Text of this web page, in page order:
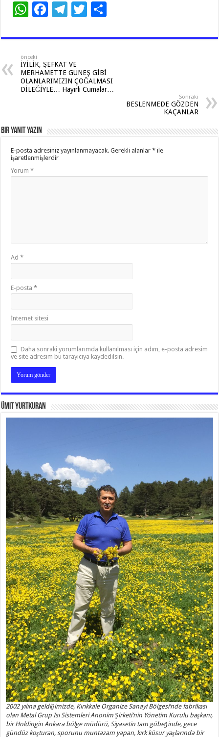
W
at
sA
p
p
F
e
o
o
T
e
a
m
T
tt ar
önceki
İYİLİK, ŞEFKAT VE
MERHAMETTE GÜNEŞ GİBİ
OLANLARIMIZIN ÇOĞALMASI
DİLEĞİYLE… Hayırlı Cumalar…
Sonraki
BESLENMEDE GÖZDEN
KAÇANLAR
Bir yanıt yazın
E-posta adresiniz yayınlanmayacak. Gerekli alanlar* ile
işaretlenmişlerdir
Yorum*
Ad*
E-posta*
İnternet sitesi
Daha sonraki yorumlarımda kullanılması için adım, e-posta adresim
ve site adresim bu tarayıcıya kaydedilsin.
Ümit Yurtkuran
2002 yılına geldiğimizde, Kırıkkale Organize Sanayi Bölgesi’nde fabrikası
olan Metal Grup Isı Sistemleri Anonim Şirketi’nin Yönetim Kurulu başkanı,
bir Holdingin Ankara bölge müdürü, Siyasetin tam göbeğinde, gece
gündüz koşturan, sporunu muntazam yapan, kırk küsur yaşlarında bir